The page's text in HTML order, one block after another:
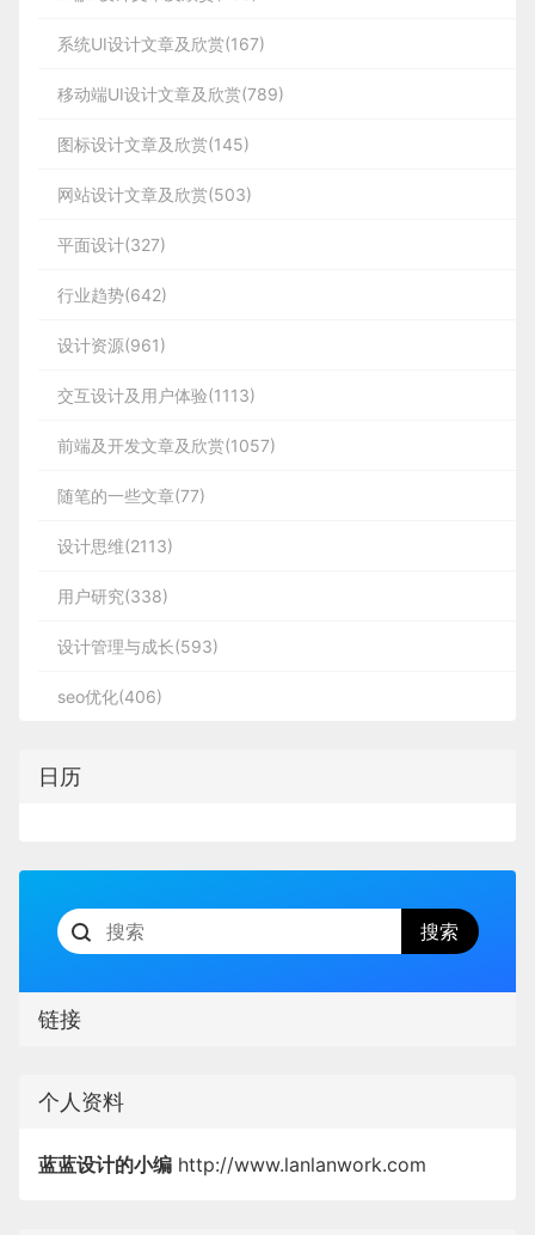
系统UI设计文章及欣赏(167)
移动端UI设计文章及欣赏(789)
图标设计文章及欣赏(145)
网站设计文章及欣赏(503)
平面设计(327)
行业趋势(642)
设计资源(961)
交互设计及用户体验(1113)
前端及开发文章及欣赏(1057)
随笔的一些文章(77)
设计思维(2113)
用户研究(338)
设计管理与成长(593)
seo优化(406)
日历
链接
个人资料
蓝蓝设计的小编 http://www.lanlanwork.com